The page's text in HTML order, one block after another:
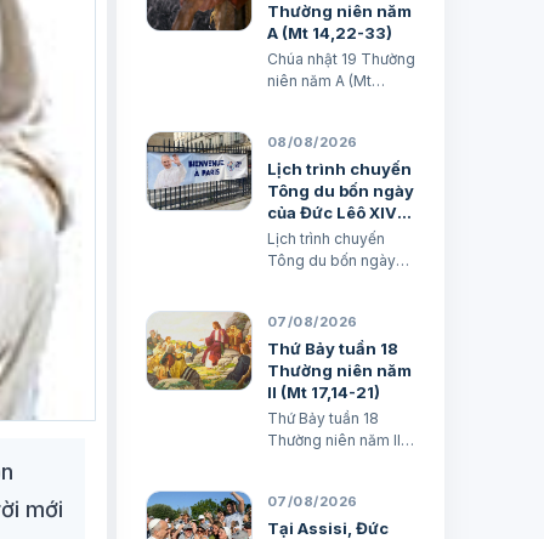
mới
Thường niên năm
A (Mt 14,22-33)
Chúa nhật 19 Thường
niên năm A (Mt
& các tác giả
08/08/2026
Lịch trình chuyến
Tông du bốn ngày
của Đức Lêô XIV
tại Pháp
Lịch trình chuyến
Tông du bốn ngày
dịch
07/08/2026
Thứ Bảy tuần 18
Thường niên năm
II (Mt 17,14-21)
Thứ Bảy tuần 18
Thường niên năm II
& các tác giả Ngày
08/08/2026 “Tôi đã
07/08/2026
Tại Assisi, Đức